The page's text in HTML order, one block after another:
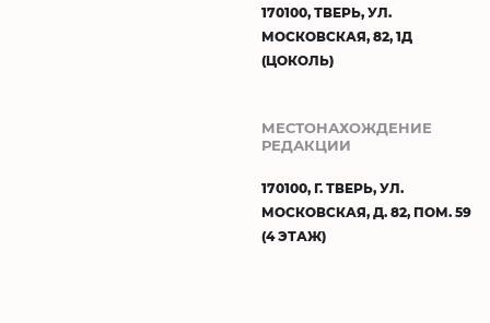
170100, ТВЕРЬ, УЛ.
МОСКОВСКАЯ, 82, 1Д
(ЦОКОЛЬ)
МЕСТОНАХОЖДЕНИЕ
РЕДАКЦИИ
170100, Г. ТВЕРЬ, УЛ.
МОСКОВСКАЯ, Д. 82, ПОМ. 59
(4 ЭТАЖ)